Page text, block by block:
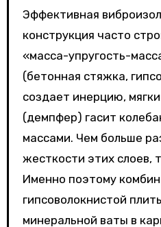
Эффективная
конструкция часто
«масса-упругость-
(бетонная стяжка,
создает инерцию,
(демпфер) гасит
массами. Чем больше
жесткости этих слоев,
Именно поэтому
гипсоволокнистой
минеральной ваты в